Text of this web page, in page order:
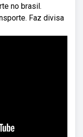
no brasil.
Faz divisa